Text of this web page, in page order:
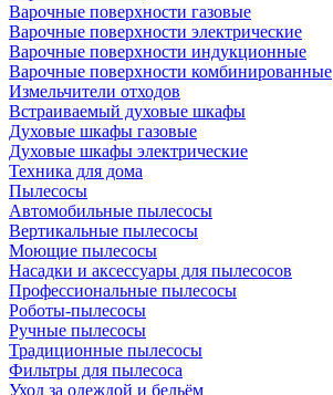
Варочные поверхности газовые
Варочные поверхности электрические
Варочные поверхности индукционные
Варочные поверхности комбинированные
Измельчители отходов
Встраиваемый духовые шкафы
Духовые шкафы газовые
Духовые шкафы электрические
Техника для дома
Пылесосы
Автомобильные пылесосы
Вертикальные пылесосы
Моющие пылесосы
Насадки и аксессуары для пылесосов
Профессиональные пылесосы
Роботы-пылесосы
Ручные пылесосы
Традиционные пылесосы
Фильтры для пылесоса
Уход за одеждой и бельём